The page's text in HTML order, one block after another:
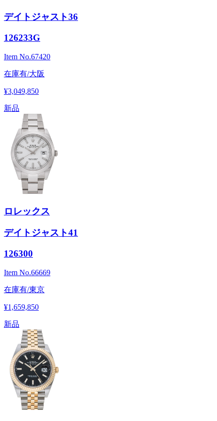
デイトジャスト36
126233G
Item No.67420
在庫有/大阪
¥3,049,850
新品
ロレックス
デイトジャスト41
126300
Item No.66669
在庫有/東京
¥1,659,850
新品